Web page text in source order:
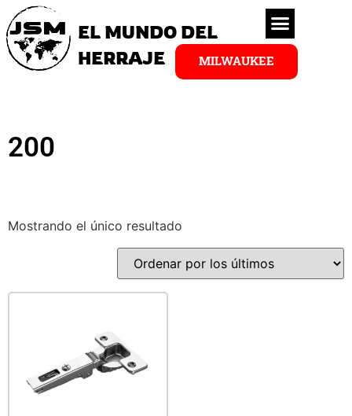
EL MUNDO DEL
HERRAJE
MILWAUKEE
200
Mostrando el único resultado